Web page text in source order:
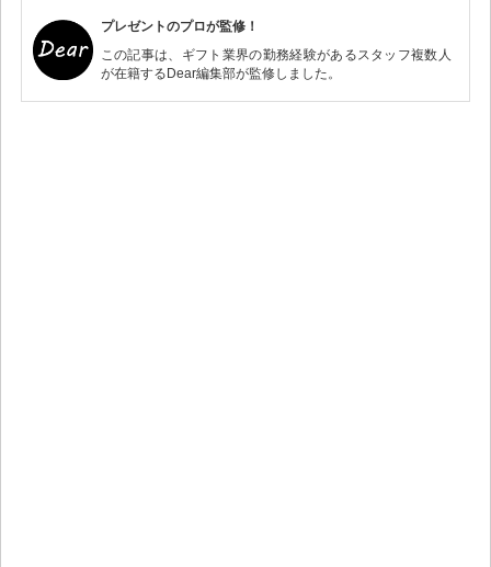
プレゼントのプロが監修！
この記事は、ギフト業界の勤務経験があるスタッフ複数人
が在籍するDear編集部が監修しました。